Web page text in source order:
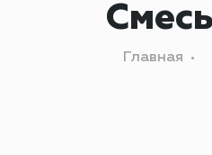
Главная